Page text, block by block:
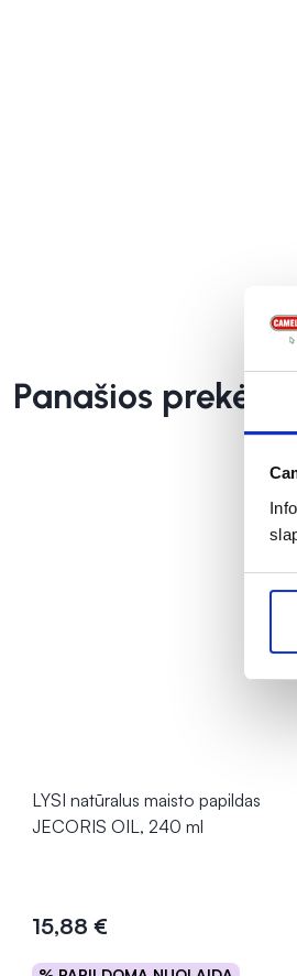
Panašios prekės
LYSI natūralus maisto papildas
JECORIS OIL, 240 ml
15,88 €